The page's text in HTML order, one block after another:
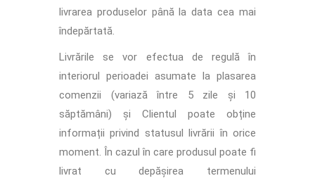
livrarea produselor până la data cea mai
îndepărtată.
Livrările se vor efectua de regulă în
interiorul perioadei asumate la plasarea
comenzii (variază între 5 zile și 10
săptămâni) și Clientul poate obține
informații privind statusul livrării în orice
moment. În cazul în care produsul poate fi
livrat cu depășirea termenului